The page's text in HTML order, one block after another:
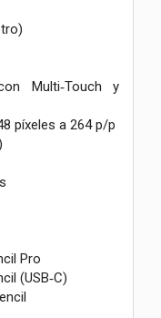
Multi‑Touch y
píxeles a 264 p/p
Pro
(USB‑C)